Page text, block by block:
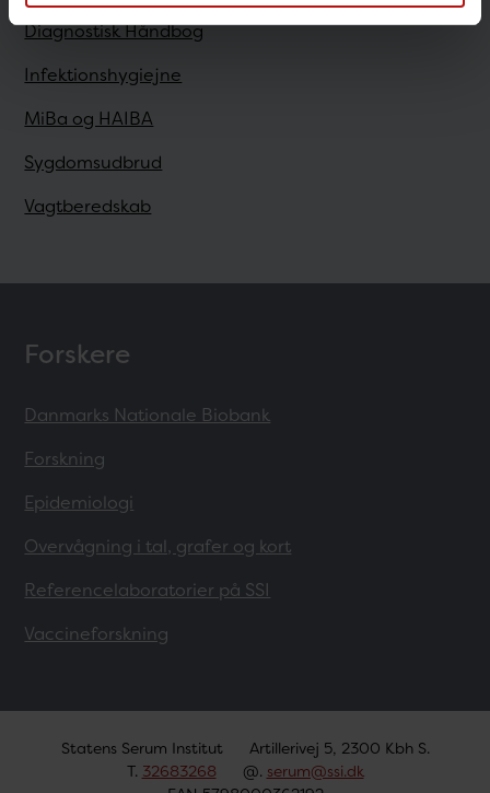
Diagnostisk Håndbog
Infektionshygiejne
MiBa og HAIBA
Sygdomsudbrud
Vagtberedskab
Forskere
Danmarks Nationale Biobank
Forskning
Epidemiologi
Overvågning i tal, grafer og kort
Referencelaboratorier på SSI
Vaccineforskning
Statens Serum Institut
Artillerivej 5, 2300 Kbh S.
T. 32683268 @. serum@ssi.dk